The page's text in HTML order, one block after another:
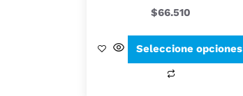
$66.510
Seleccione opciones